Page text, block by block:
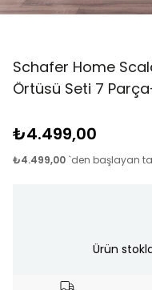
Schafer Home
Örtüsü Seti 7
₺4.499,00
₺4.499,00 `den başlayan
Ürün